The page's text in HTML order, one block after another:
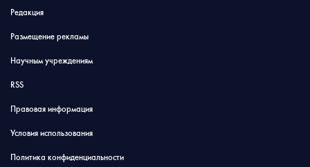
Редакция
Размещение рекламы
Научным учреждениям
RSS
Правовая информация
Условия использования
Политика конфиденциальности